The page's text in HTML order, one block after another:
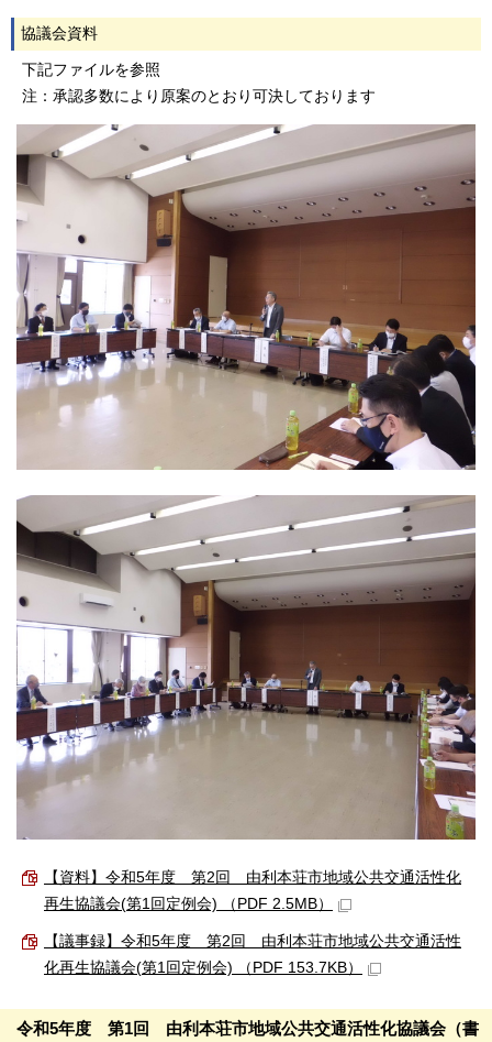
協議会資料
下記ファイルを参照
注：承認多数により原案のとおり可決しております
【資料】令和5年度 第2回 由利本荘市地域公共交通活性化
再生協議会(第1回定例会) （PDF 2.5MB）
【議事録】令和5年度 第2回 由利本荘市地域公共交通活性
化再生協議会(第1回定例会) （PDF 153.7KB）
令和5年度 第1回 由利本荘市地域公共交通活性化協議会（書